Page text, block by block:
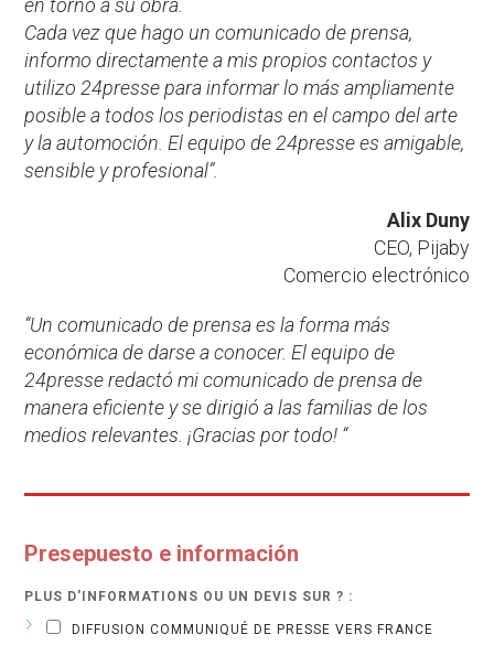
en torno a su obra.
Cada vez que hago un comunicado de prensa,
informo directamente a mis propios contactos y
utilizo 24presse para informar lo más ampliamente
posible a todos los periodistas en el campo del arte
y la automoción. El equipo de 24presse es amigable,
sensible y profesional”.
Alix Duny
CEO, Pijaby
Comercio electrónico
“Un comunicado de prensa es la forma más
económica de darse a conocer. El equipo de
24presse redactó mi comunicado de prensa de
manera eficiente y se dirigió a las familias de los
medios relevantes. ¡Gracias por todo! “
Presepuesto e información
PLUS D'INFORMATIONS OU UN DEVIS SUR ? :
DIFFUSION COMMUNIQUÉ DE PRESSE VERS FRANCE